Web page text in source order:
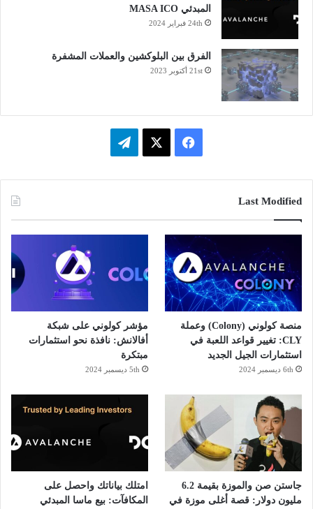
المبدئي MASA ICO
24th فبراير 2024
الفرق بين البلوكشين والعملات المشفرة
21st أكتوبر 2023
فيسبوك تيلقرام
Last Modified
منصة كولوني (Colony) وعملة
CLY: تغيير قواعد اللعبة في
استثمارات الجيل الجديد
6th ديسمبر 2024
مؤشر كولوني على شبكة
أفالانش: نافذة نحو استثمارات
مبتكرة
5th ديسمبر 2024
جاستن صن والموزة بقيمة 6.2
مليون دولار: قصة أغلى موزة في
امتلك بياناتك واحصل على
المكافآت: بيع ماسا المبدئي